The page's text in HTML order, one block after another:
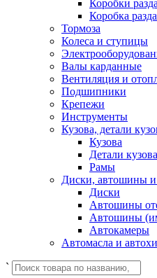
Коробки
Коробка
Тормоза
Колеса и ступицы
Валы карданные
Вентиляция и
Подшипники
Крепежи
Инструменты
Кузова, детали
Кузова
Детали кузова
Рамы
Диски, автошины и
Диски
Автошины
Автошины
Автокамеры
Автомасла и
`